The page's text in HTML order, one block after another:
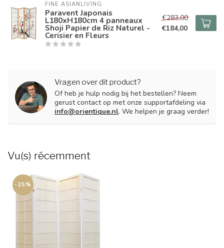
FINE ASIANLIVING
Paravent Japonais
L180xH180cm 4 panneaux
Shoji Papier de Riz Naturel -
Cerisier en Fleurs
€283,00
€184,00
Vragen over dit product?
Of heb je hulp nodig bij het bestellen? Neem
gerust contact op met onze supportafdeling via
info@orientique.nl. We helpen je graag verder!
Vu(s) récemment
-25%